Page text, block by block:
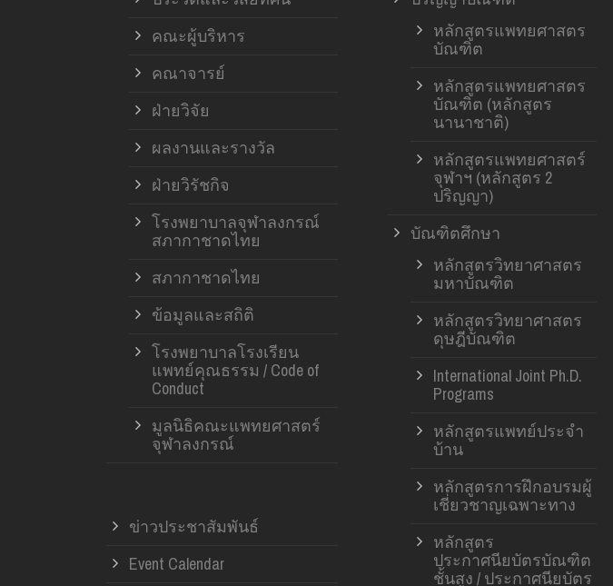
คณะผู้บริหาร
คณาจารย์
ฝ่ายวิจัย
ผลงานและรางวัล
ฝ่ายวิรัชกิจ
โรงพยาบาลจุฬาลงกรณ์
สภากาชาดไทย
สภากาชาดไทย
ข้อมูลและสถิติ
โรงพยาบาลโรงเรียน
แพทย์คุณธรรม / Code of
Conduct
มูลนิธิคณะแพทยศาสตร์
จุฬาลงกรณ์
ข่าวประชาสัมพันธ์
Event Calendar
หลักสูตรแพทยศาสตร
บัณฑิต
หลักสูตรแพทยศาสตร
บัณฑิต (หลักสูตร
นานาชาติ)
หลักสูตรแพทยศาสตร์
จุฬาฯ (หลักสูตร 2
ปริญญา)
บัณฑิตศึกษา
หลักสูตรวิทยาศาสตร
มหาบัณฑิต
หลักสูตรวิทยาศาสตร
ดุษฎีบัณฑิต
International Joint Ph.D.
Programs
หลักสูตรแพทย์ประจำ
บ้าน
หลักสูตรการฝึกอบรมผู้
เชี่ยวชาญเฉพาะทาง
หลักสูตร
ประกาศนียบัตรบัณฑิต
ชั้นสูง / ประกาศนียบัตร